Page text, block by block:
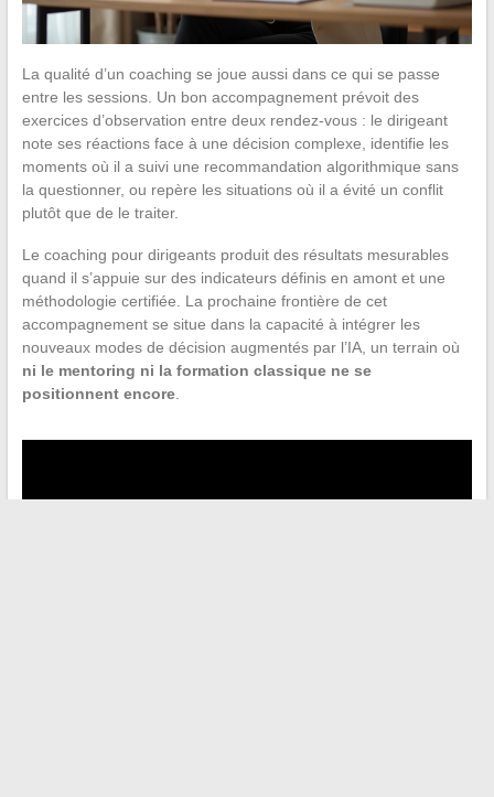
La qualité d’un coaching se joue aussi dans ce qui se passe
entre les sessions. Un bon accompagnement prévoit des
exercices d’observation entre deux rendez-vous : le dirigeant
note ses réactions face à une décision complexe, identifie les
moments où il a suivi une recommandation algorithmique sans
la questionner, ou repère les situations où il a évité un conflit
plutôt que de le traiter.
Le coaching pour dirigeants produit des résultats mesurables
quand il s’appuie sur des indicateurs définis en amont et une
méthodologie certifiée. La prochaine frontière de cet
accompagnement se situe dans la capacité à intégrer les
nouveaux modes de décision augmentés par l’IA, un terrain où
ni le mentoring ni la formation classique ne se
positionnent encore.